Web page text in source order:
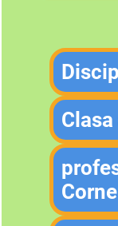
Clasa
Cornel